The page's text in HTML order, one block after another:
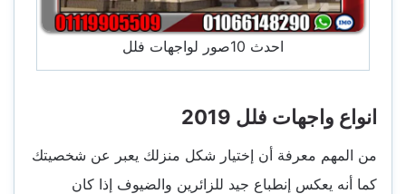
احدث 10صور لواجهات فلل
انواع واجهات فلل 2019
من المهم معرفة أن إختيار شكل منزلك يعبر عن شخصيتك
كما أنه يعكس إنطباع جيد للزائرين والضيوف إذا كان